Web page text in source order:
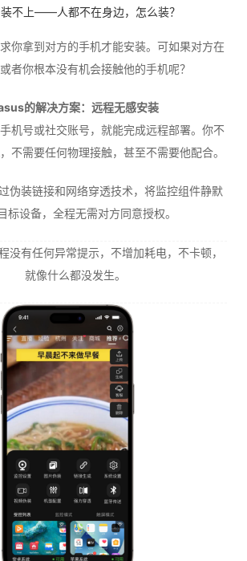
不上——人都不在身边，怎么装？
你拿到对方的手机才能安装。可如果对方在
者你根本没有机会接触他的手机呢？
的解决方案：远程无感安装
机号或社交账号，就能完成远程部署。你不
不需要任何物理接触，甚至不需要他配合。
伪装链接和网络穿透技术，将监控组件静默
标设备，全程无需对方同意授权。
没有任何异常提示，不增加耗电，不卡顿，
就像什么都没发生。